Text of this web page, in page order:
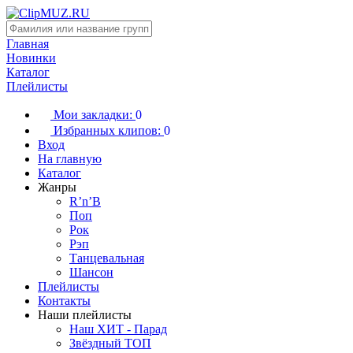
Главная
Новинки
Каталог
Плейлисты
Мои закладки: 0
Избранных клипов: 0
Вход
На главную
Каталог
Жанры
R’n’B
Поп
Рок
Рэп
Танцевальная
Шансон
Плейлисты
Контакты
Наши плейлисты
Наш ХИТ - Парад
Звёздный ТОП